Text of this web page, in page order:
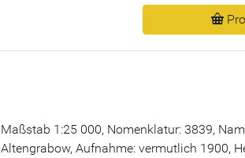
Maßstab 1:25 000, Nomenklatur: 3839,
Altengrabow, Aufnahme: vermutlich 1900,